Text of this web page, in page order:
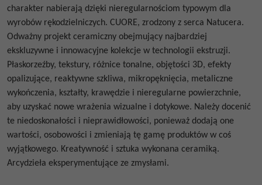
charakter nabierają dzięki nieregularnościom typowym dla
wyrobów rękodzielniczych. CUORE, zrodzony z serca Natucera.
Odważny projekt ceramiczny obejmujący najbardziej
ekskluzywne i innowacyjne kolekcje w technologii ekstruzji.
Płaskorzeźby, tekstury, różnice tonalne, objętości 3D, efekty
opalizujące, reaktywne szkliwa, mikropęknięcia, metaliczne
wykończenia, kształty, krawędzie i nieregularne powierzchnie,
aby uzyskać nowe wrażenia wizualne i dotykowe. Należy docenić
te niedoskonałości i nieprawidłowości, ponieważ dodają one
wartości, osobowości i zmieniają tę gamę produktów w coś
wyjątkowego. Kreatywność i sztuka wykonana ceramiką.
Arcydzieła eksperymentujące ze zmysłami.